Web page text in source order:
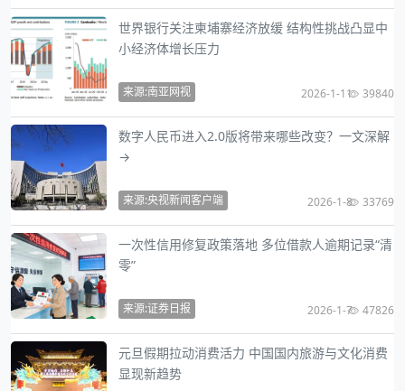
世界银行关注柬埔寨经济放缓 结构性挑战凸显中
小经济体增长压力
来源:南亚网视 2026-1-11 39840
数字人民币进入2.0版将带来哪些改变？一文深解
→
来源:央视新闻客户端 2026-1-8 33769
一次性信用修复政策落地 多位借款人逾期记录“清
零”
来源:证券日报 2026-1-7 47826
元旦假期拉动消费活力 中国国内旅游与文化消费
显现新趋势